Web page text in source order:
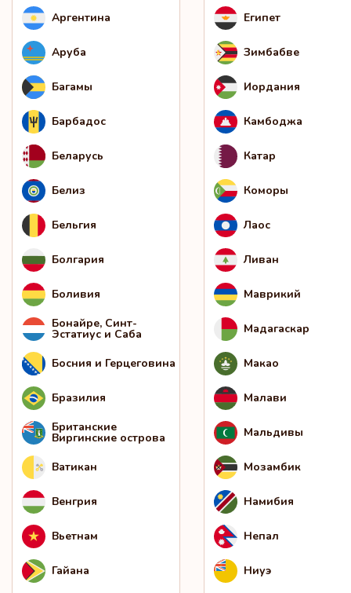
Аргентина
Аруба
Багамы
Барбадос
Беларусь
Белиз
Бельгия
Болгария
Боливия
Бонайре, Синт-
Эстатиус и Саба
Босния и Герцеговина
Бразилия
Британские
Виргинские острова
Ватикан
Венгрия
Вьетнам
Гайана
Египет
Зимбабве
Иордания
Камбоджа
Катар
Коморы
Лаос
Ливан
Маврикий
Мадагаскар
Макао
Малави
Мальдивы
Мозамбик
Намибия
Непал
Ниуэ